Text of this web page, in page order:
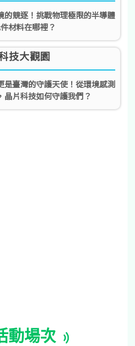
的競逐！挑戰物理極限的半導體
材料在哪裡？
技大觀園
是臺灣的守護天使！從環境感測
晶片科技如何守護我們？
動場次